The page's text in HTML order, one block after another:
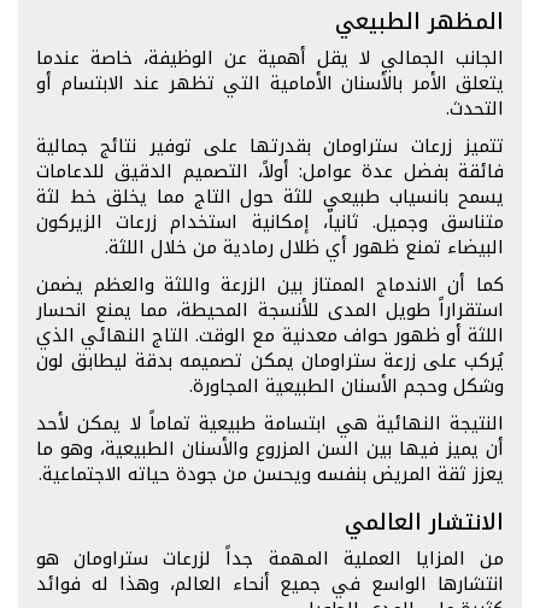
المظهر الطبيعي
الجانب الجمالي لا يقل أهمية عن الوظيفة، خاصة عندما
يتعلق الأمر بالأسنان الأمامية التي تظهر عند الابتسام أو
التحدث.
تتميز زرعات ستراومان بقدرتها على توفير نتائج جمالية
فائقة بفضل عدة عوامل: أولاً، التصميم الدقيق للدعامات
يسمح بانسياب طبيعي للثة حول التاج مما يخلق خط لثة
متناسق وجميل. ثانياً، إمكانية استخدام زرعات الزيركون
البيضاء تمنع ظهور أي ظلال رمادية من خلال اللثة.
كما أن الاندماج الممتاز بين الزرعة واللثة والعظم يضمن
استقراراً طويل المدى للأنسجة المحيطة، مما يمنع انحسار
اللثة أو ظهور حواف معدنية مع الوقت. التاج النهائي الذي
يُركب على زرعة ستراومان يمكن تصميمه بدقة ليطابق لون
وشكل وحجم الأسنان الطبيعية المجاورة.
النتيجة النهائية هي ابتسامة طبيعية تماماً لا يمكن لأحد
أن يميز فيها بين السن المزروع والأسنان الطبيعية، وهو ما
يعزز ثقة المريض بنفسه ويحسن من جودة حياته الاجتماعية.
الانتشار العالمي
من المزايا العملية المهمة جداً لزرعات ستراومان هو
انتشارها الواسع في جميع أنحاء العالم، وهذا له فوائد